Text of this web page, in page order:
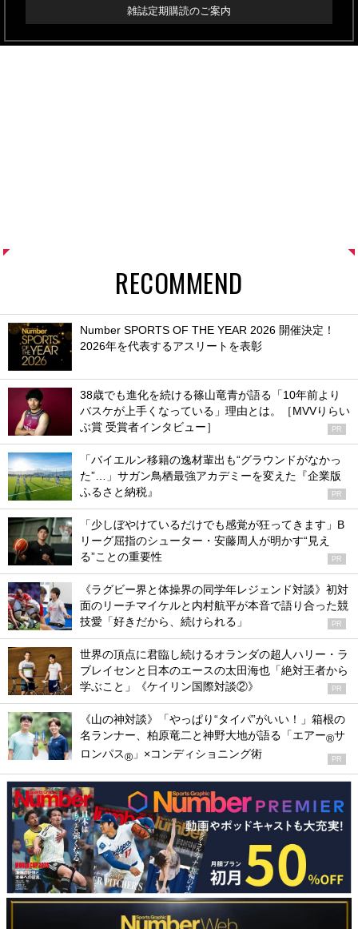
雑誌定期購読のご案内
RECOMMEND
Number SPORTS OF THE YEAR 2026 開催決定！
2026年を代表するアスリートを表彰
38歳でも進化を続ける篠山竜青が語る「10年前より
バスケが上手くなっている」理由とは。［MVVりらい
ぶ賞 受賞者インタビュー］
PR
「バイエルン移籍の逸材輩出も“グラウンドがなかっ
た”…」サガン鳥栖最強アカデミーを変えた『企業版
ふるさと納税』
PR
「少しぼやけているだけでも感覚が狂ってきます」B
リーグ屈指のシューター・安藤周人が明かす“見え
る”ことの重要性
PR
《ラグビー界と体操界の同学年レジェンド対談》初対
面のリーチマイケルと内村航平が本音で語り合った競
技愛「好きだから、続けられる」
PR
世界の頂点に君臨し続けるオランダの超人ハリー・ラ
ブレイセンと日本のエースの太田海也「絶対王者から
学ぶこと」《ケイリン国際対談②》
PR
《山の神対談》「やっぱり“タイパ”がいい！」箱根の
名ランナー、柏原竜二と神野大地が語る「エアー®サ
ロンパス® 」×コンディショニング術 PR